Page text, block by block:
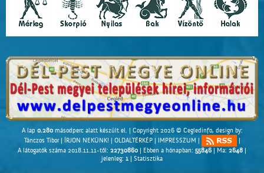
A lap 0.280másodperc alatt készült el. | Copyright 2026 © Cegledinfo, design by:
Tánczos Tibor| ÍRJON NEKÜNK!| OLDALTÉRKÉP| IMPRESSZUM |
|
A látogatók száma 2018.11.11-től: 22730860 | Ebben a hónapban: 55846 | Ma: 2648 |
jelenleg: 1 | Statisztika